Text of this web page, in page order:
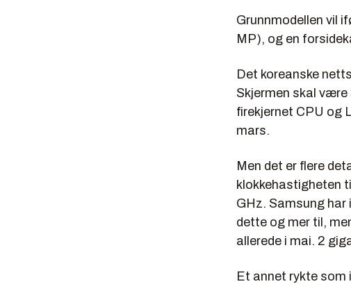
Grunnmodellen vil
MP), og en
Det koreanske
Skjermen skal være
firekjernet CPU og
mars.
Men det er flere
klokkehastigheten
GHz. Samsung har
dette og mer til,
allerede i mai. 2
Et annet rykte som